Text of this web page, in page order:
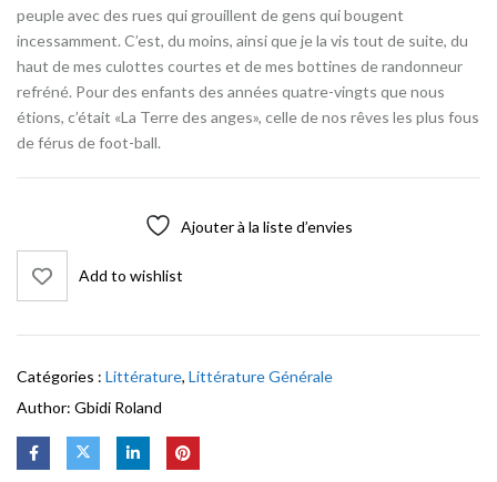
peuple avec des rues qui grouillent de gens qui bougent
incessamment. C’est, du moins, ainsi que je la vis tout de suite, du
haut de mes culottes courtes et de mes bottines de randonneur
refréné. Pour des enfants des années quatre-vingts que nous
étions, c’était «La Terre des anges», celle de nos rêves les plus fous
de férus de foot-ball.
Ajouter à la liste d’envies
Add to wishlist
Catégories : Littérature, Littérature Générale
Author: Gbidi Roland